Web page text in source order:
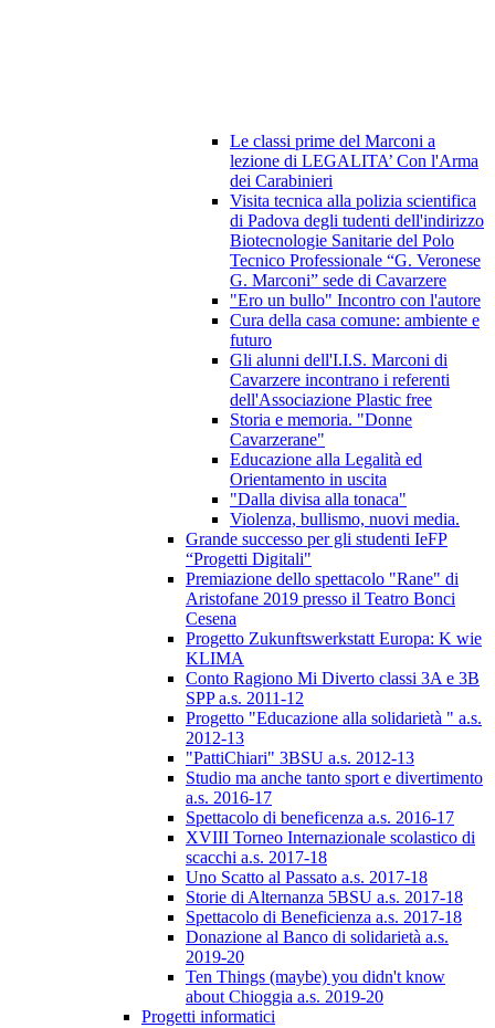
Le classi prime del Marconi a
lezione di LEGALITA’ Con l'Arma
dei Carabinieri
Visita tecnica alla polizia scientifica
di Padova degli tudenti dell'indirizzo
Biotecnologie Sanitarie del Polo
Tecnico Professionale “G. Veronese
G. Marconi” sede di Cavarzere
"Ero un bullo" Incontro con l'autore
Cura della casa comune: ambiente e
futuro
Gli alunni dell'I.I.S. Marconi di
Cavarzere incontrano i referenti
dell'Associazione Plastic free
Storia e memoria. "Donne
Cavarzerane"
Educazione alla Legalità ed
Orientamento in uscita
"Dalla divisa alla tonaca"
Violenza, bullismo, nuovi media.
Grande successo per gli studenti IeFP
“Progetti Digitali"
Premiazione dello spettacolo "Rane" di
Aristofane 2019 presso il Teatro Bonci
Cesena
Progetto Zukunftswerkstatt Europa: K wie
KLIMA
Conto Ragiono Mi Diverto classi 3A e 3B
SPP a.s. 2011-12
Progetto "Educazione alla solidarietà " a.s.
2012-13
"PattiChiari" 3BSU a.s. 2012-13
Studio ma anche tanto sport e divertimento
a.s. 2016-17
Spettacolo di beneficenza a.s. 2016-17
XVIII Torneo Internazionale scolastico di
scacchi a.s. 2017-18
Uno Scatto al Passato a.s. 2017-18
Storie di Alternanza 5BSU a.s. 2017-18
Spettacolo di Beneficienza a.s. 2017-18
Donazione al Banco di solidarietà a.s.
2019-20
Ten Things (maybe) you didn't know
about Chioggia a.s. 2019-20
Progetti informatici